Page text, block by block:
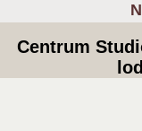
Centrum